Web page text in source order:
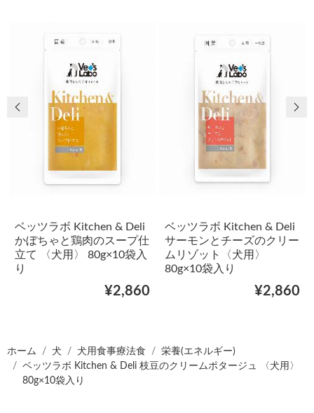
ベッツラボ Kitchen & Deli
かぼちゃと鶏肉のスープ仕
立て 〈犬用〉 80g×10袋入
り
¥2,860
ベッツラボ Kitchen & Deli
サーモンとチーズのクリー
ムリゾット〈犬用〉
80g×10袋入り
¥2,860
前の画像 次
ホーム 犬 犬用食事療法食
栄養(エネルギー)
ベッツラボ Kitchen & Deli 枝豆のクリームポタージュ 〈犬用〉
80g×10袋入り